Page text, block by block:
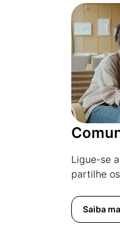
Ligue-se
partilhe
Saiba